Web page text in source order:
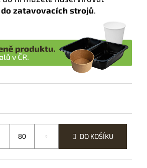
do zatavovacích strojů
DO KOŠÍKU